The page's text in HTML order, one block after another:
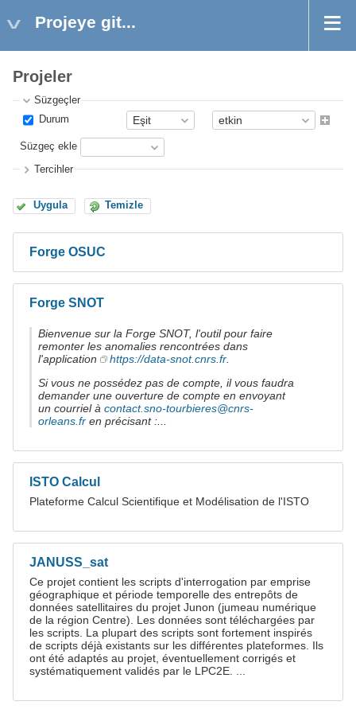
Projeye git...
Projeler
Süzgeçler
Durum
Süzgeç ekle
Tercihler
Uygula Temizle
Forge OSUC
Forge SNOT
Bienvenue sur la Forge SNOT, l'outil pour faire
remonter les anomalies rencontrées dans
l'application
https://data-snot.cnrs.fr
Si vous ne possédez pas de compte, il vous faudra
demander une ouverture de compte en envoyant
un courriel àcontact.sno-tourbieres@cnrs-
orleans.fr en précisant :...
ISTO Calcul
Plateforme Calcul Scientifique et Modélisation de l'ISTO
JANUSS_sat
Ce projet contient les scripts d'interrogation par emprise
géographique et période temporelle des entrepôts de
données satellitaires du projet Junon (jumeau numérique
de la région Centre). Les données sont téléchargées par
les scripts. La plupart des scripts sont fortement inspirés
de scripts déjà existants sur les différentes plateformes. Ils
ont été adaptés au projet, éventuellement corrigés et
systématiquement validés par le LPC2E. ...